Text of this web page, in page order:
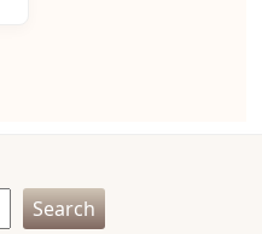
Search